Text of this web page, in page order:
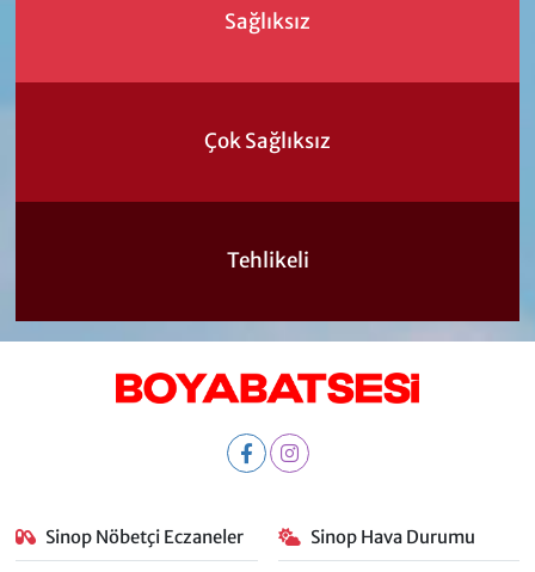
Sağlıksız
Çok Sağlıksız
Tehlikeli
Sinop Nöbetçi Eczaneler Sinop Hava Durumu